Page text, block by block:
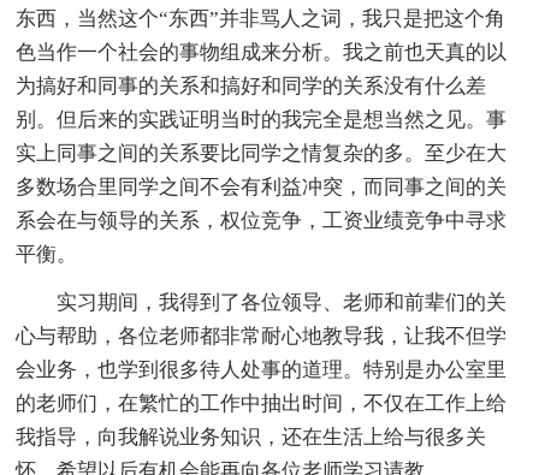
东西，当然这个“东西”并非骂人之词，我只是把这个角
色当作一个社会的事物组成来分析。我之前也天真的以
为搞好和同事的关系和搞好和同学的关系没有什么差
别。但后来的实践证明当时的我完全是想当然之见。事
实上同事之间的关系要比同学之情复杂的多。至少在大
多数场合里同学之间不会有利益冲突，而同事之间的关
系会在与领导的关系，权位竞争，工资业绩竞争中寻求
平衡。
实习期间，我得到了各位领导、老师和前辈们的关
心与帮助，各位老师都非常耐心地教导我，让我不但学
会业务，也学到很多待人处事的道理。特别是办公室里
的老师们，在繁忙的工作中抽出时间，不仅在工作上给
我指导，向我解说业务知识，还在生活上给与很多关